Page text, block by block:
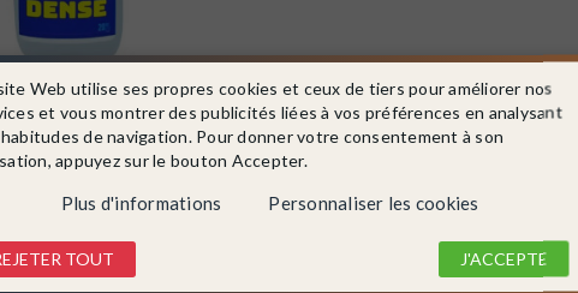
maquette et figurine -
Web utilise ses propres cookies et ceux de tiers pour améliorer nos
et vous montrer des publicités liées à vos préférences en analysant
de navigation. Pour donner votre consentement à son
appuyez sur le bouton Accepter.
Plus d'informations Personnaliser les cookies
TOUT J'ACCEPTE